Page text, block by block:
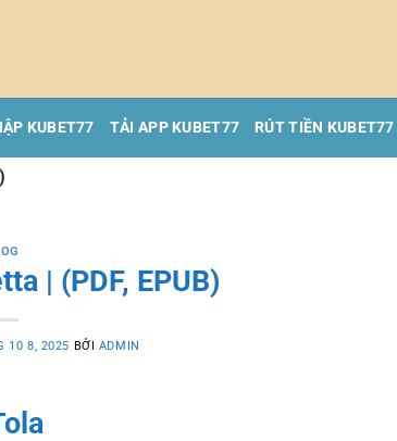
KUBET77 TẢI APP KUBET77 RÚT TIỀN KUBET77
| (PDF, EPUB)
10 8, 2025 BỞI ADMIN